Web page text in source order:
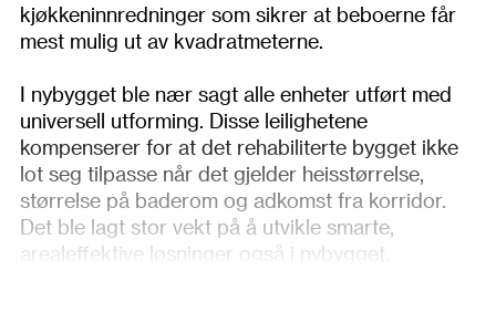
kjøkkeninnredninger som sikrer at beboerne får
mest mulig ut av kvadratmeterne.
I nybygget ble nær sagt alle enheter utført med
universell utforming. Disse leilighetene
kompenserer for at det rehabiliterte bygget ikke
lot seg tilpasse når det gjelder heisstørrelse,
størrelse på baderom og adkomst fra korridor.
Det ble lagt stor vekt på å utvikle smarte,
arealeffektive løsninger også i nybygget.